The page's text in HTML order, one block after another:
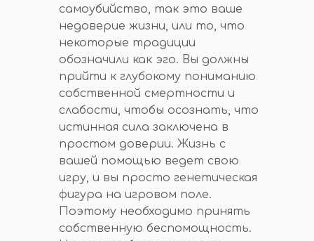
самоубийство, так это ваше
недоверие жизни, или то, что
некоторые традиции
обозначили как эго. Вы должны
прийти к глубокому пониманию
собственной смертности и
слабости, чтобы осознать, что
истинная сила заключена в
простом доверии. Жизнь с
вашей помощью ведет свою
игру, и вы просто генетическая
фигура на игровом поле.
Поэтому необходимо принять
собственную беспомощность.